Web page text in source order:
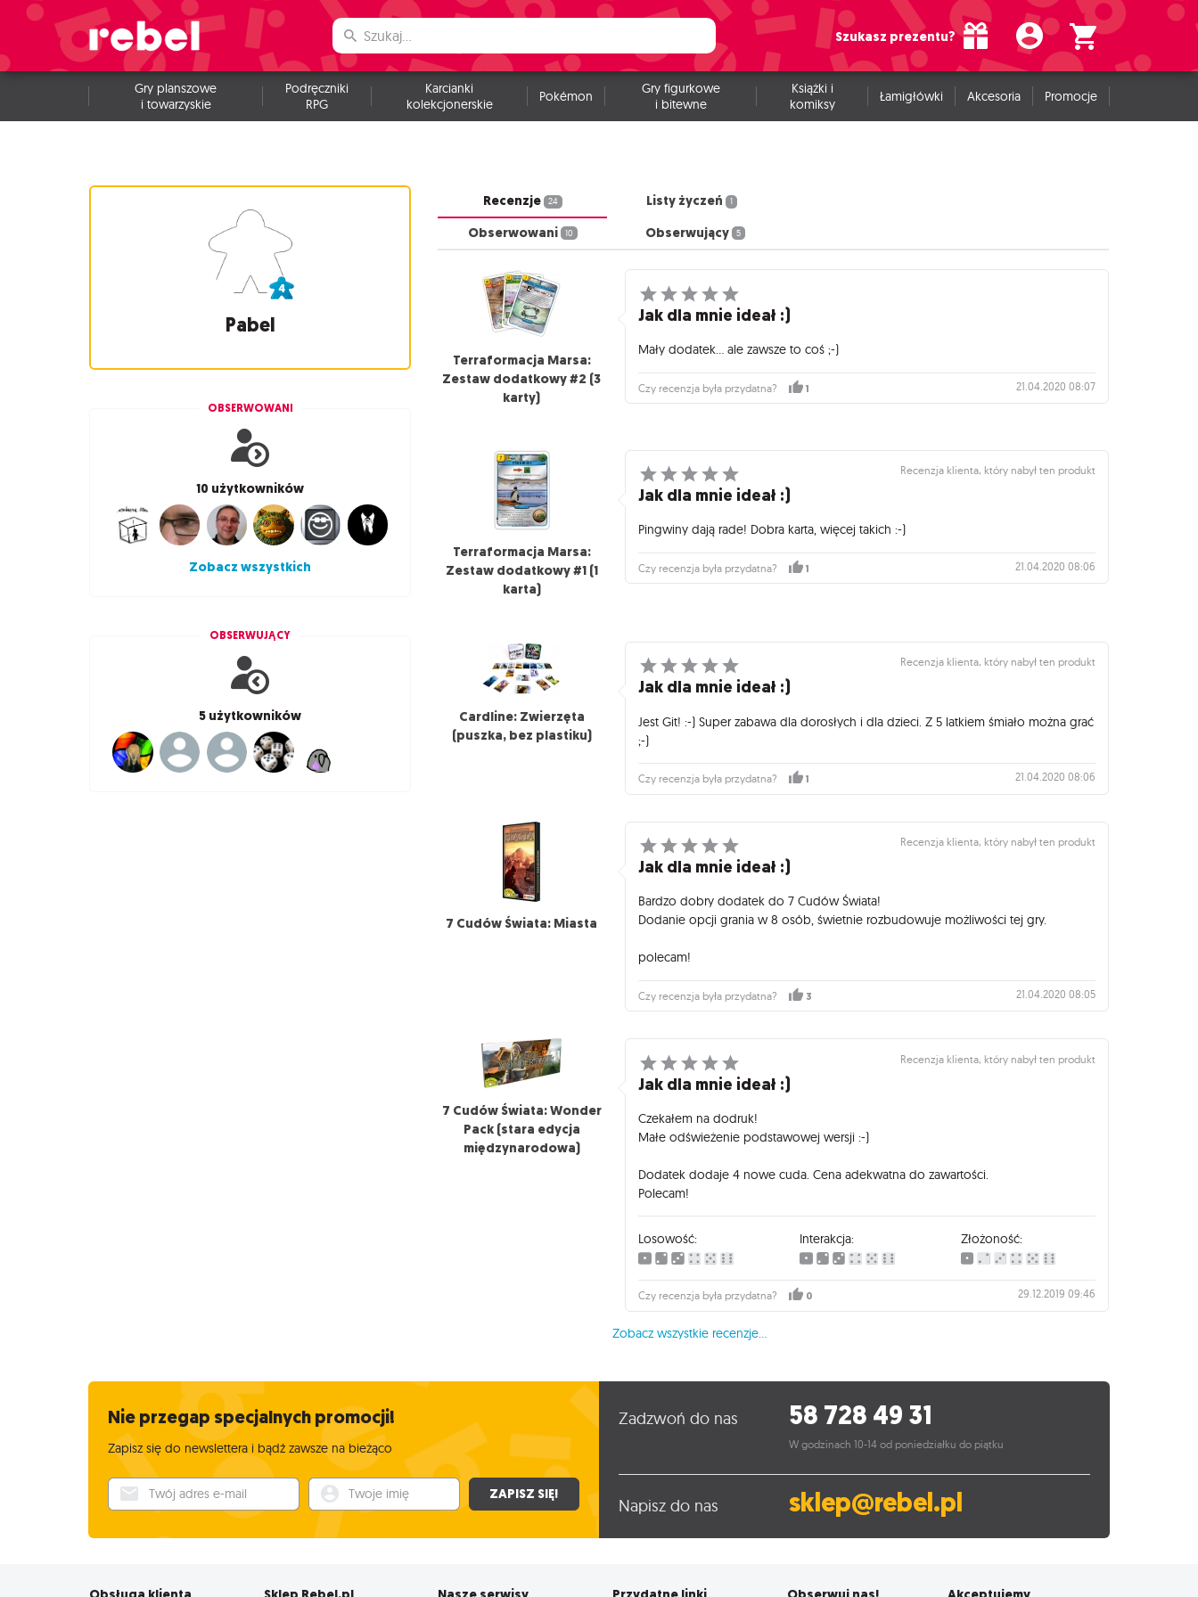
Szukasz prezentu?
Gry planszowe
i towarzyskie
Podręczniki
RPG
Karcianki
kolekcjonerskie
Pokémon
Gry figurkowe
i bitewne
Książki i
komiksy
Łamigłówki Akcesoria Promocje
Pabel
OBSERWOWANI
10 użytkowników
Zobacz wszystkich
OBSERWUJĄCY
5 użytkowników
Recenzje 24 Listy życzeń 1
Obserwowani 10 Obserwujący 5
Terraformacja Marsa:
Zestaw dodatkowy #2 (3
karty)
Jak dla mnie ideał :)
Mały dodatek... ale zawsze to coś ;-)
Czy recenzja była przydatna? 1 21.04.2020 08:07
Terraformacja Marsa:
Zestaw dodatkowy #1 (1
karta)
Recenzja klienta, który nabył ten produkt
Jak dla mnie ideał :)
Pingwiny dają rade! Dobra karta, więcej takich :-)
Czy recenzja była przydatna? 1 21.04.2020 08:06
Cardline: Zwierzęta
(puszka, bez plastiku)
Recenzja klienta, który nabył ten produkt
Jak dla mnie ideał :)
Jest Git! :-) Super zabawa dla dorosłych i dla dzieci. Z 5 latkiem śmiało można grać
;-)
Czy recenzja była przydatna? 1 21.04.2020 08:06
7 Cudów Świata: Miasta
Recenzja klienta, który nabył ten produkt
Jak dla mnie ideał :)
Bardzo dobry dodatek do 7 Cudów Świata!
Dodanie opcji grania w 8 osób, świetnie rozbudowuje możliwości tej gry.
polecam!
Czy recenzja była przydatna? 3 21.04.2020 08:05
7 Cudów Świata: Wonder
Pack (stara edycja
międzynarodowa)
Recenzja klienta, który nabył ten produkt
Jak dla mnie ideał :)
Czekałem na dodruk!
Małe odświeżenie podstawowej wersji :-)
Dodatek dodaje 4 nowe cuda. Cena adekwatna do zawartości.
Polecam!
Losowość: Interakcja: Złożoność:
Czy recenzja była przydatna? 0 29.12.2019 09:46
Zobacz wszystkie recenzje...
Nie przegap specjalnych promocji!
Zapisz się do newslettera i bądź zawsze na bieżąco
Twój adres e-mail Twoje imię ZAPISZ SIĘ!
Zadzwoń do nas 58 728 49 31
W godzinach 10-14 od poniedziałku do piątku
Napisz do nas sklep@rebel.pl